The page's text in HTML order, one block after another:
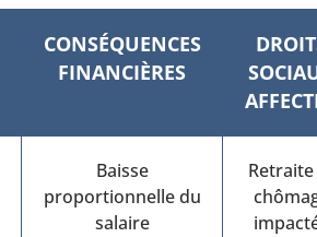
CONSÉQUENCES
FINANCIÈRES
Baisse
proportionnelle du
salaire